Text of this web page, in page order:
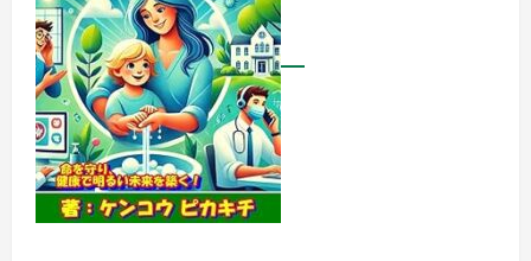
高
く
快
適
な
使
用
が
可
能
な
こ
と
が